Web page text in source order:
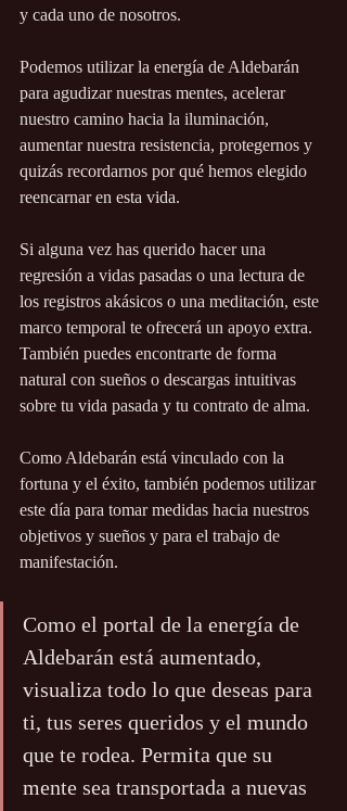
y cada uno de nosotros.
Podemos utilizar la energía de Aldebarán
para agudizar nuestras mentes, acelerar
nuestro camino hacia la iluminación,
aumentar nuestra resistencia, protegernos y
quizás recordarnos por qué hemos elegido
reencarnar en esta vida.
Si alguna vez has querido hacer una
regresión a vidas pasadas o una lectura de
los registros akásicos o una meditación, este
marco temporal te ofrecerá un apoyo extra.
También puedes encontrarte de forma
natural con sueños o descargas intuitivas
sobre tu vida pasada y tu contrato de alma.
Como Aldebarán está vinculado con la
fortuna y el éxito, también podemos utilizar
este día para tomar medidas hacia nuestros
objetivos y sueños y para el trabajo de
manifestación.
Como el portal de la energía de
Aldebarán está aumentado,
visualiza todo lo que deseas para
ti, tus seres queridos y el mundo
que te rodea. Permita que su
mente sea transportada a nuevas